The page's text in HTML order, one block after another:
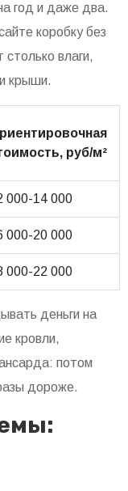
год и даже два.
коробку без
столько влаги,
крыши.
руб/м²
000-14 000
000-20 000
000-22 000
деньги на
кровли,
потом
дороже.